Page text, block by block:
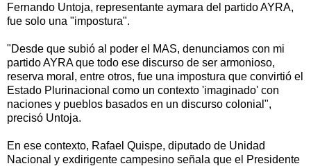
Fernando Untoja, representante aymara del partido AYRA,
fue solo una "impostura".
"Desde que subió al poder el MAS, denunciamos con mi
partido AYRA que todo ese discurso de ser armonioso,
reserva moral, entre otros, fue una impostura que convirtió el
Estado Plurinacional como un contexto 'imaginado' con
naciones y pueblos basados en un discurso colonial",
precisó Untoja.
En ese contexto, Rafael Quispe, diputado de Unidad
Nacional y exdirigente campesino señala que el Presidente